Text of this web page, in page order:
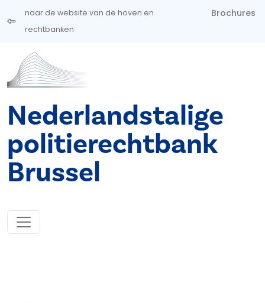
Overslaan en naar de inhoud gaan
naar de website van de hoven en
rechtbanken
Brochures
Nederlandstalige
politierechtbank
Brussel